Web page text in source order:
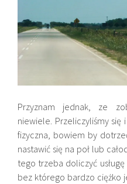
Przyznam jednak, ze
niewiele. Przeliczyliśmy się
fizyczna, bowiem by
nastawić się na poł lub
tego trzeba doliczyć
bez którego bardzo ciężko